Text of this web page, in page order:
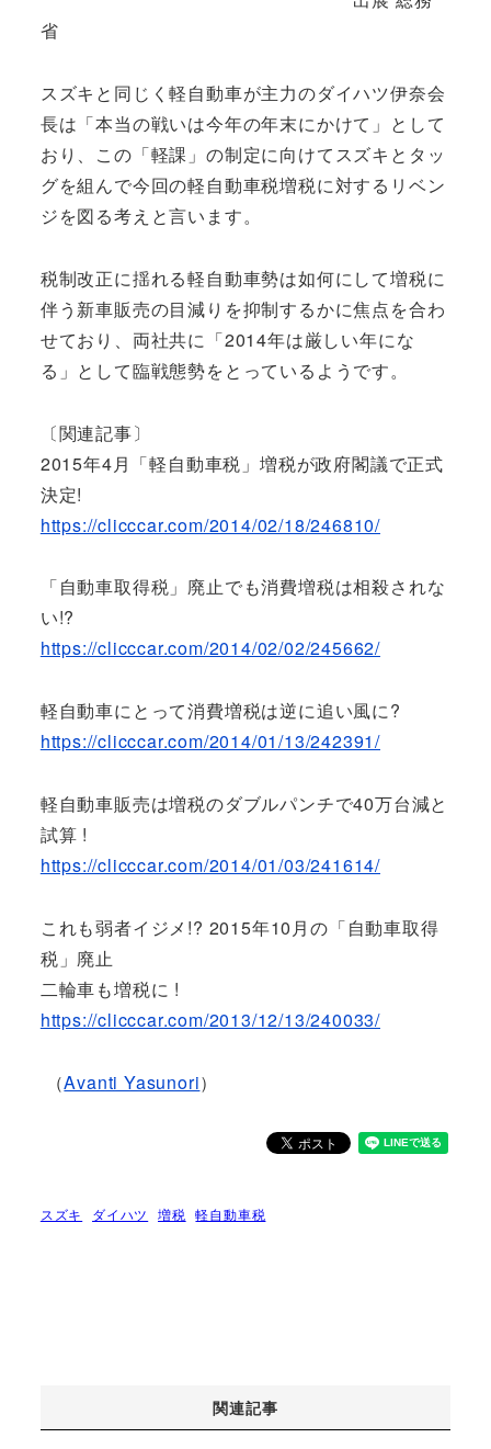
省
スズキと同じく軽自動車が主力のダイハツ伊奈会
長は「本当の戦いは今年の年末にかけて」として
おり、この「軽課」の制定に向けてスズキとタッ
グを組んで今回の軽自動車税増税に対するリベン
ジを図る考えと言います。
税制改正に揺れる軽自動車勢は如何にして増税に
伴う新車販売の目減りを抑制するかに焦点を合わ
せており、両社共に「2014年は厳しい年にな
る」として臨戦態勢をとっているようです。
〔関連記事〕
2015年4月「軽自動車税」増税が政府閣議で正式
決定!
https://clicccar.com/2014/02/18/246810/
「自動車取得税」廃止でも消費増税は相殺されな
い!?
https://clicccar.com/2014/02/02/245662/
軽自動車にとって消費増税は逆に追い風に?
https://clicccar.com/2014/01/13/242391/
軽自動車販売は増税のダブルパンチで40万台減と
試算 !
https://clicccar.com/2014/01/03/241614/
これも弱者イジメ!? 2015年10月の「自動車取得
税」廃止
二輪車も増税に !
https://clicccar.com/2013/12/13/240033/
（Avanti Yasunori）
スズキ ダイハツ 増税 軽自動車税
関連記事